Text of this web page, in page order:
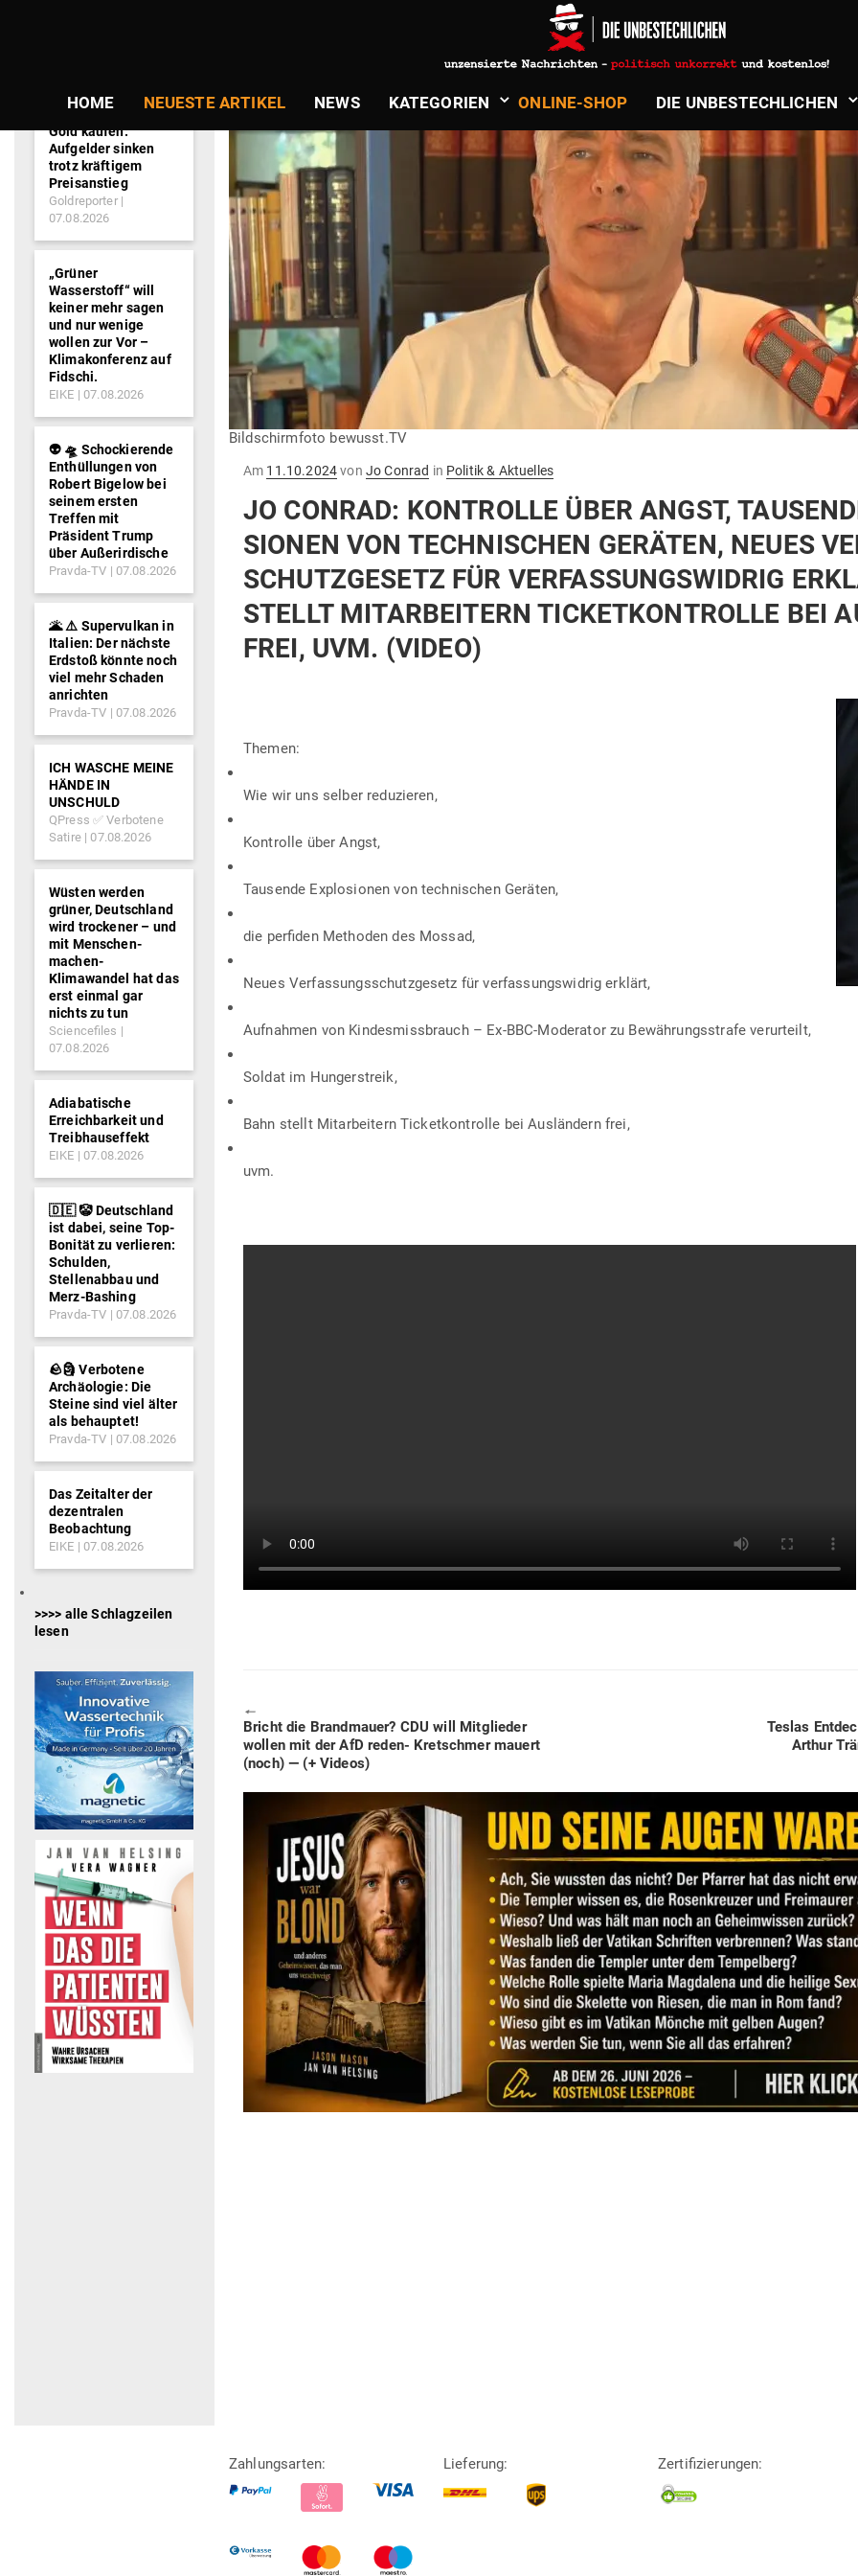
HOME NEUESTE ARTIKEL NEWS KATE­GORIEN ONLINE-SHOP DIE UNBE­STECH­LICHEN
Bildschirmfoto bewusst.TV
Am Gepostet
11.10.2024von Jo Conrad in Politik & Aktuelles
JO CONRAD: KON­TROLLE ÜBER ANGST,
SIONEN VON TECH­NI­SCHEN GERÄTEN, NEUES
SCHUTZ­GESETZ FÜR VER­FAS­SUNGS­WIDRIG
STELLT MIT­AR­BEITERN TICKET­KON­TROLLE BEI
FREI, UVM. (VIDEO)
Themen:
Wie wir uns selber reduzieren,
Kon­trolle über Angst,
Tau­sende Explo­sionen von tech­ni­schen Geräten,
die per­fiden Methoden des Mossad,
Neues Ver­fas­sungs­schutz­gesetz für ver­fas­sungs­widrig erklärt,
Auf­nahmen von Kin­des­miss­brauch – Ex-BBC-Mode­rator zu Bewäh­rungs­strafe verurteilt,
Soldat im Hungerstreik,
Bahn stellt Mit­ar­beitern Ticket­kon­trolle bei Aus­ländern frei,
uvm.
🠔
Previous
post:
Bricht die Brand­mauer? CDU will Mit­glieder
wollen mit der AfD reden- Kret­schmer mauert
(noch) — (+ Videos)
Next
post:
Teslas
Arthur
Gold kaufen:
Aufgelder sinken
trotz kräftigem
Preisanstieg
Goldreporter
07.08.2026
„Grüner
Wasserstoff“ will
keiner mehr sagen
und nur wenige
wollen zur Vor –
Klimakonferenz auf
Fidschi.
EIKE 07.08.2026
👽 🛸 Schockierende
Enthüllungen von
Robert Bigelow bei
seinem ersten
Treffen mit
Präsident Trump
über Außerirdische
Pravda-TV 07.08.2026
🌋 ⚠️ Supervulkan in
Italien: Der nächste
Erdstoß könnte noch
viel mehr Schaden
anrichten
Pravda-TV 07.08.2026
ICH WASCHE MEINE
HÄNDE IN
UNSCHULD
QPress ✅ Verbotene
Satire
07.08.2026
Wüsten werden
grüner, Deutschland
wird trockener – und
mit Menschen-
machen-
Klimawandel hat das
erst einmal gar
nichts zu tun
Sciencefiles
07.08.2026
Adiabatische
Erreichbarkeit und
Treibhauseffekt
EIKE 07.08.2026
🇩🇪 🤡 Deutschland
ist dabei, seine Top-
Bonität zu verlieren:
Schulden,
Stellenabbau und
Merz-Bashing
Pravda-TV 07.08.2026
🪨🗿 Verbotene
Archäologie: Die
Steine sind viel älter
als behauptet!
Pravda-TV 07.08.2026
Das Zeitalter der
dezentralen
Beobachtung
EIKE 07.08.2026
>>>> alle Schlagzeilen
lesen
Zahlungsarten: Lieferung: Zertifizierungen: